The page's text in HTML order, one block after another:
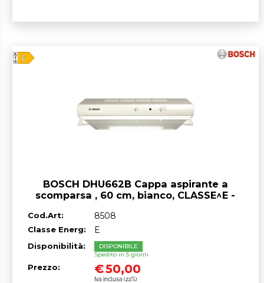
BOSCH DHU662B Cappa aspirante a
scomparsa , 60 cm, bianco, CLASSE^E -
Cod.Art: 8508
Classe Energ: E
Disponibilità:
DISPONIBILE
Spedito in 5 giorni
Prezzo: €50,00
Iva inclusa (22%)